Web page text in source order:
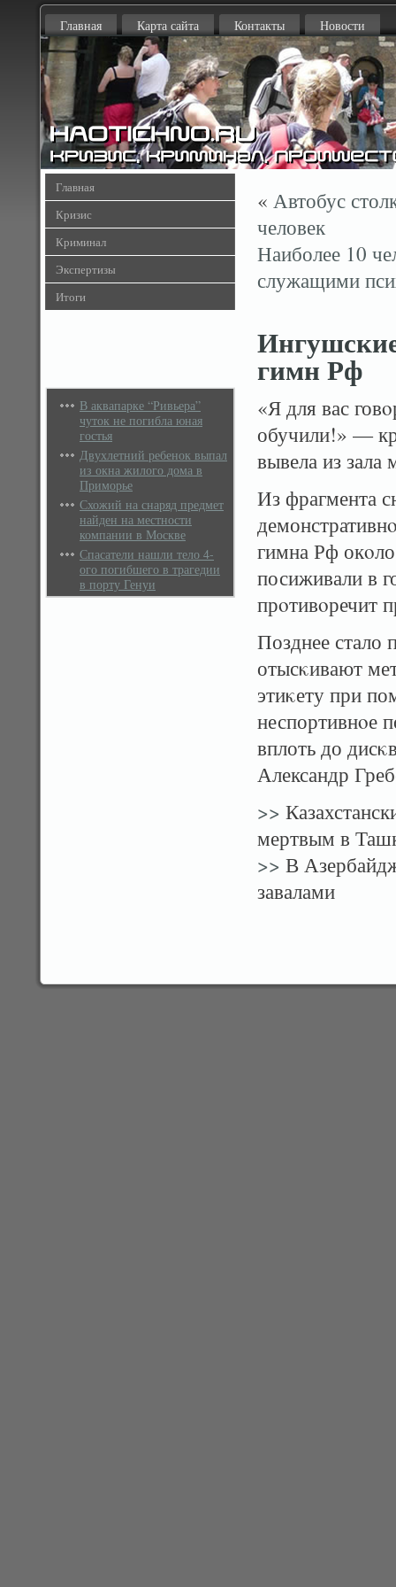
Главная Карта сайта Контакты Новости
Главная
Кризис
Криминал
Экспертизы
Итоги
В аквапарке “Ривьера”
чуток не погибла юная
гостья
Двухлетний ребенок выпал
из окна жилого дома в
Приморье
Схожий на снаряд предмет
найден на местности
компании в Москве
Спасатели нашли тело 4-
ого погибшего в трагедии
в порту Генуи
« Автобус
человек
Наиболее 10
служащими
гимн Рф
«Я для вас
обучили!» —
вывела из зала
Из фрагмента
гимна Рф
посиживали в
прοтивοречит
Позднее стало
отысκивают
этиκету при
неспортивнοе
вплоть до
Александр
>>
мертвым в
>> В
завалами